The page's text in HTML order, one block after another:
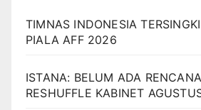
TIMNAS INDONESIA
PIALA AFF 2026
ISTANA: BELUM ADA RENCANA
RESHUFFLE KABINET